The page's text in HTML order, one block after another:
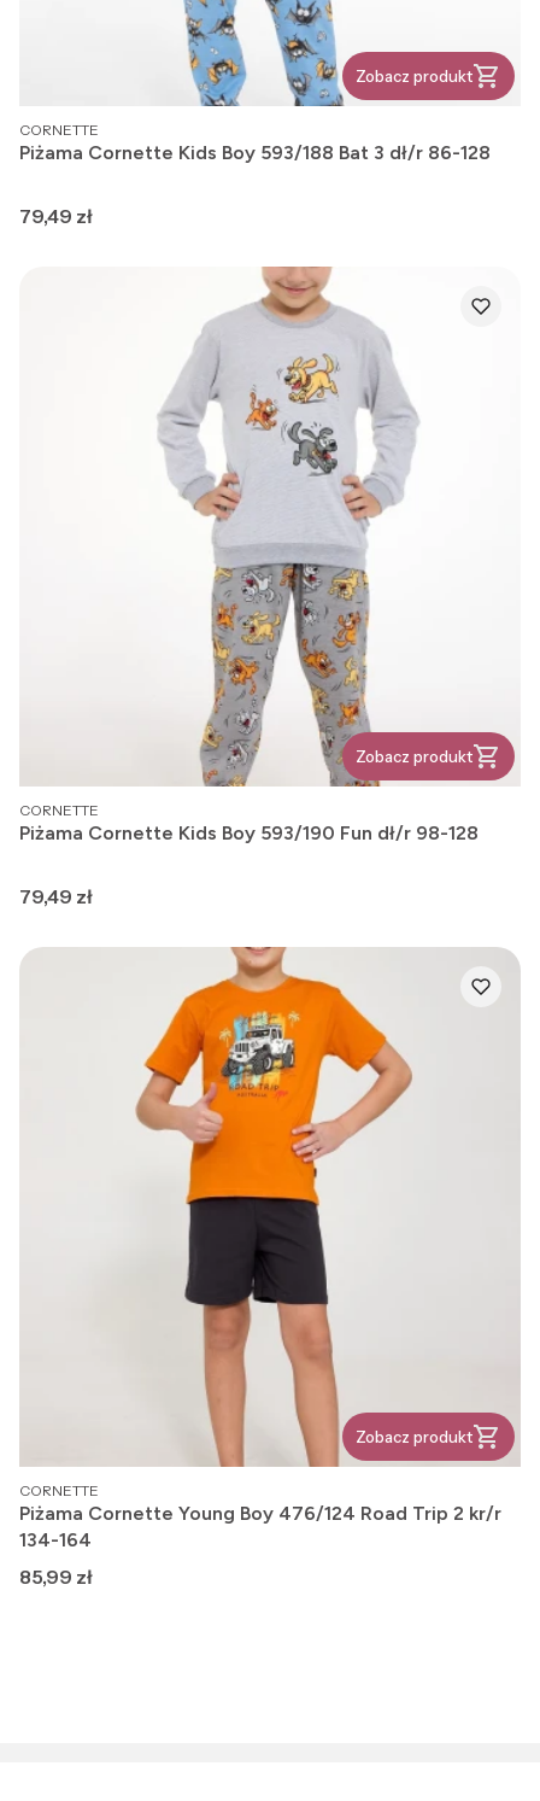
Zobacz produkt
PRODUCENT
CORNETTE
Piżama Cornette Kids Boy 593/188 Bat 3 dł/r 86-128
Cena
79,49 zł
Zobacz produkt
PRODUCENT
CORNETTE
Piżama Cornette Kids Boy 593/190 Fun dł/r 98-128
Cena
79,49 zł
Zobacz produkt
PRODUCENT
CORNETTE
Piżama Cornette Young Boy 476/124 Road Trip 2 kr/r
134-164
Cena
85,99 zł